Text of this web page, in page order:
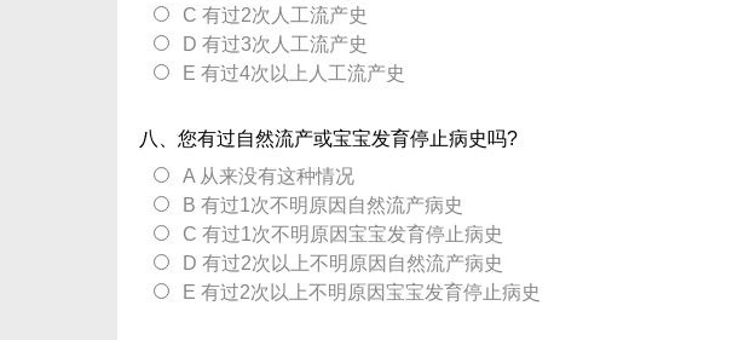
C 有过2次人工流产史
D 有过3次人工流产史
E 有过4次以上人工流产史
八、您有过自然流产或宝宝发育停止病史吗?
A 从来没有这种情况
B 有过1次不明原因自然流产病史
C 有过1次不明原因宝宝发育停止病史
D 有过2次以上不明原因自然流产病史
E 有过2次以上不明原因宝宝发育停止病史